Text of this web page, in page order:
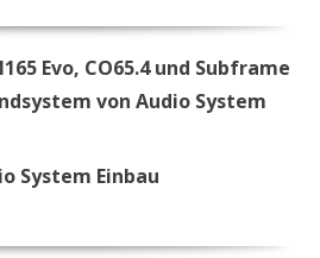
Evo, CO65.4 und Subframe
von Audio System
System Einbau